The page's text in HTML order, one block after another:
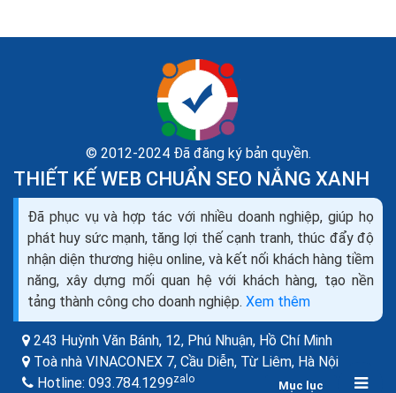
Mục lục
Chiến dịch email marketing đầu tiên thu cả chục
triệu USD
Tỷ lệ mở email cũng tương đối cao, khoảng 50% so với
con số 12-20% ngày nay. Gary cho biết 40/400 người
nhận được email đã đến dự buổi giới thiệu sản...
© 2012-2024 Đã đăng ký bản quyền.
THIẾT KẾ WEB CHUẨN SEO NẮNG XANH
Đã phục vụ và hợp tác với nhiều doanh nghiệp, giúp họ
phát huy sức mạnh, tăng lợi thế cạnh tranh, thúc đẩy độ
nhận diện thương hiệu online, và kết nối khách hàng tiềm
năng, xây dựng mối quan hệ với khách hàng, tạo nền
tảng thành công cho doanh nghiệp. Xem thêm
243 Huỳnh Văn Bánh, 12, Phú Nhuận, Hồ Chí Minh
Toà nhà VINACONEX 7, Cầu Diễn, Từ Liêm, Hà Nội
Hotline: 093.784.1299zalo